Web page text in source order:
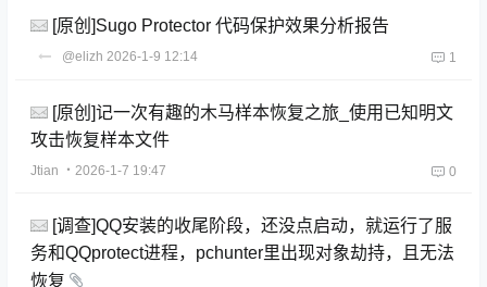
[原创]Sugo Protector 代码保护效果分析报告
@elizh 2026-1-9 12:14 1
[原创]记一次有趣的木马样本恢复之旅_使用已知明文
攻击恢复样本文件
Jtian ・2026-1-7 19:47 0
[调查]QQ安装的收尾阶段，还没点启动，就运行了服
务和QQprotect进程，pchunter里出现对象劫持，且无法
恢复